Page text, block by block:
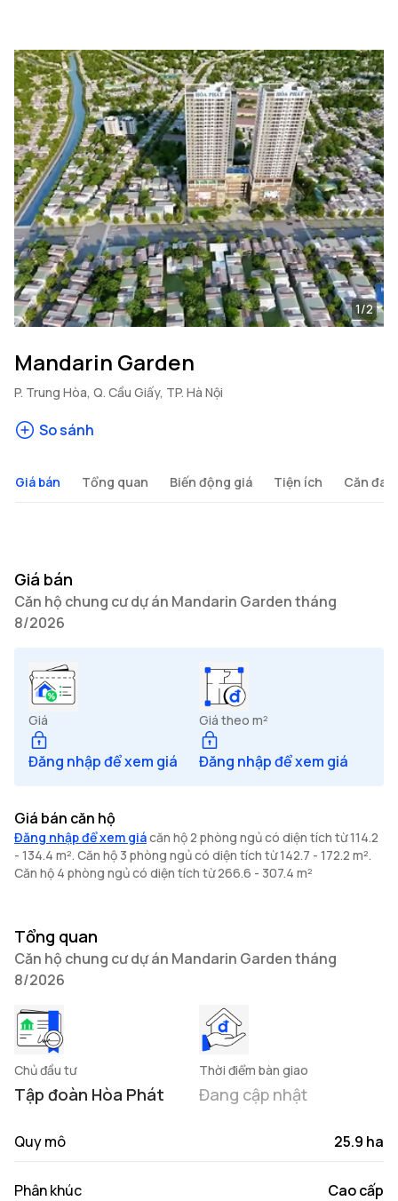
1/2
Mandarin Garden
So sánh
P. Trung Hòa, Q. Cầu Giấy, TP. Hà Nội
Giá bán Tổng quan Biến động giá Tiện ích Căn
Giá bán
Căn hộ chung cư dự án Mandarin Garden tháng
8/2026
Giá
Đăng nhập để xem giá
Giá theo m²
Đăng nhập để xem giá
Giá bán căn hộ
Đăng nhập để xem giácăn hộ 2 phòng ngủ có diện tích từ 114.2
- 134.4 m². Căn hộ 3 phòng ngủ có diện tích từ 142.7 - 172.2 m².
Căn hộ 4 phòng ngủ có diện tích từ 266.6 - 307.4 m²
Tổng quan
Căn hộ chung cư dự án Mandarin Garden tháng
8/2026
Chủ đầu tư
Tập đoàn Hòa Phát
Thời điểm bàn giao
Đang cập nhật
Quy mô 25.9 ha
Phân khúc Cao cấp